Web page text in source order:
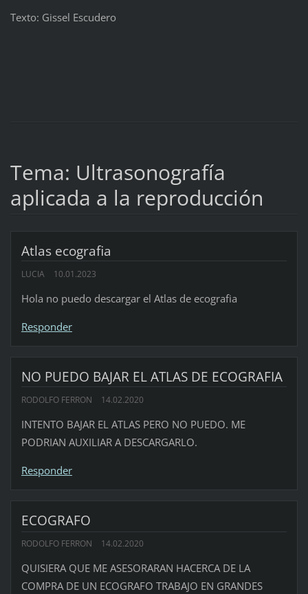
Texto: Gissel Escudero
Tema: Ultrasonografía
aplicada a la reproducción
Atlas ecografia
LUCIA 10.01.2023
Hola no puedo descargar el Atlas de ecografia
Responder
NO PUEDO BAJAR EL ATLAS DE ECOGRAFIA
RODOLFO FERRON 14.02.2020
INTENTO BAJAR EL ATLAS PERO NO PUEDO. ME
PODRIAN AUXILIAR A DESCARGARLO.
Responder
ECOGRAFO
RODOLFO FERRON 14.02.2020
QUISIERA QUE ME ASESORARAN HACERCA DE LA
COMPRA DE UN ECOGRAFO TRABAJO EN GRANDES